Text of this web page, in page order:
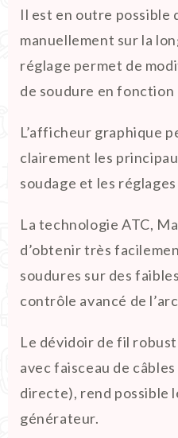
Il est en outre possible
manuellement sur la
réglage permet de
de soudure en fonction
L’afficheur graphique
clairement les
soudage et les
La technologie ATC,
d’obtenir très
soudures sur des
contrôle avancé de
Le dévidoir de fil
avec faisceau de
directe), rend possible
générateur.